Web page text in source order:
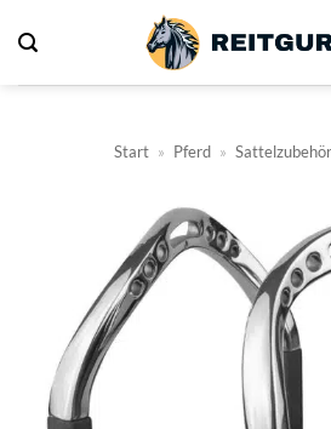
Inhalt
springen
Start » Pferd » Sattelzubehör